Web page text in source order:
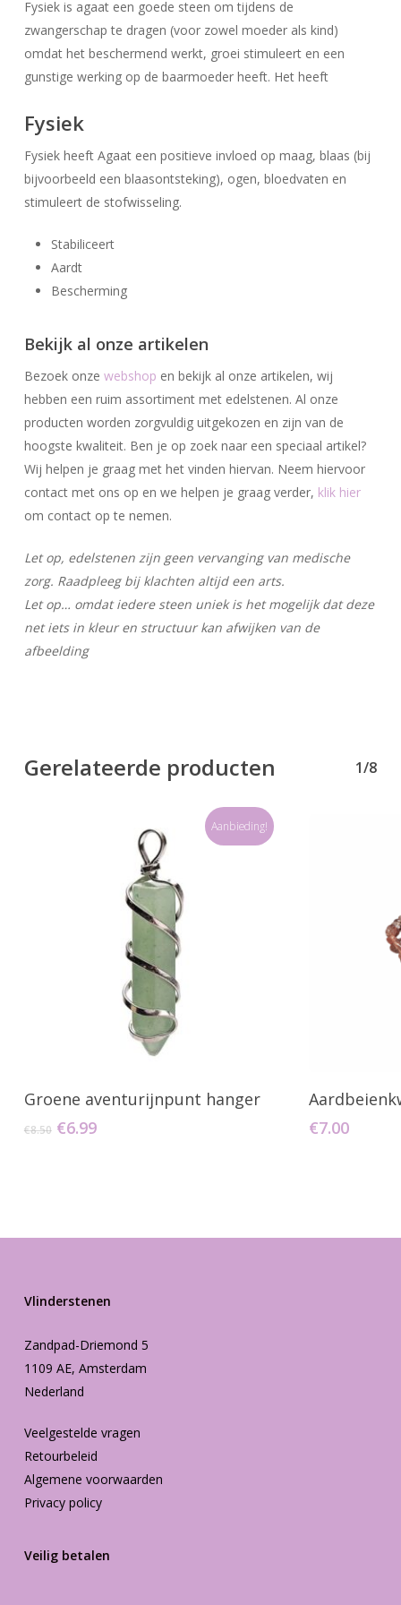
Fysiek is agaat een goede steen om tijdens de
zwangerschap te dragen (voor zowel moeder als kind)
omdat het beschermend werkt, groei stimuleert en een
gunstige werking op de baarmoeder heeft. Het heeft
Fysiek
Fysiek heeft Agaat een positieve invloed op maag, blaas (bij
bijvoorbeeld een blaasontsteking), ogen, bloedvaten en
stimuleert de stofwisseling.
Stabiliceert
Aardt
Bescherming
Bekijk al onze artikelen
Bezoek onze webshop en bekijk al onze artikelen, wij
hebben een ruim assortiment met edelstenen. Al onze
producten worden zorgvuldig uitgekozen en zijn van de
hoogste kwaliteit. Ben je op zoek naar een speciaal artikel?
Wij helpen je graag met het vinden hiervan. Neem hiervoor
contact met ons op en we helpen je graag verder, klik hier
om contact op te nemen.
Let op, edelstenen zijn geen vervanging van medische
zorg. Raadpleeg bij klachten altijd een arts.
Let op… omdat iedere steen uniek is het mogelijk dat deze
net iets in kleur en structuur kan afwijken van de
afbeelding
Gerelateerde producten 1/8
Aanbieding!
Toevoegen Aan Winkelwagen
Groene aventurijnpunt hanger
€8.50 Oorspronkelijke
€6.99Huidige
€7.00
Vlinderstenen
Zandpad-Driemond 5
1109 AE, Amsterdam
Nederland
Veelgestelde vragen
Retourbeleid
Algemene voorwaarden
Privacy policy
Veilig betalen